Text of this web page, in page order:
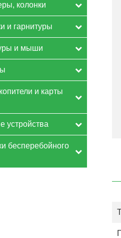
колонки
и гарнитуры
и мыши
и карты
устройства
бесперебойного